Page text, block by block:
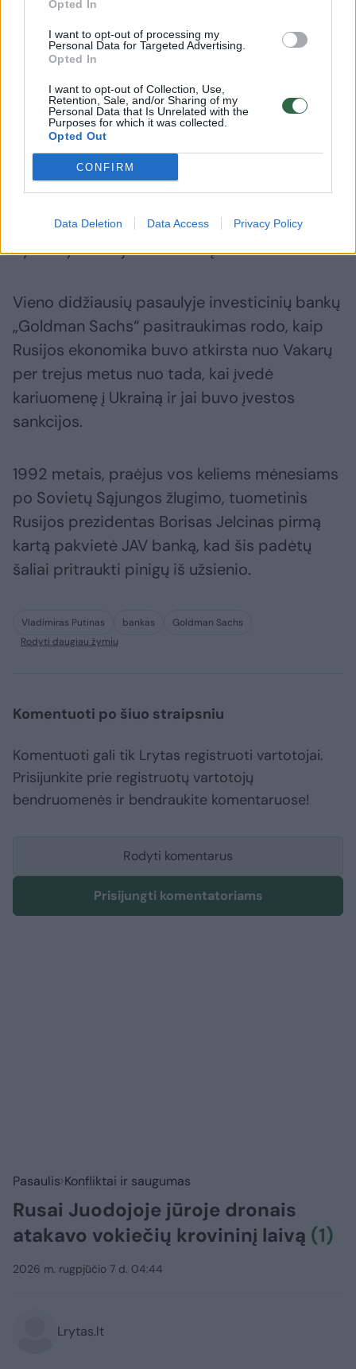
Opted In
I want to opt-out of processing my
Personal Data for Targeted Advertising.
Opted In
I want to opt-out of Collection, Use,
Retention, Sale, and/or Sharing of my
Personal Data that Is Unrelated with the
Purposes for which it was collected.
Opted Out
CONFIRM
Data Deletion Data Access Privacy Policy
nebuvo pateikta.
Pagal Rusijos taisykles, įvestas kilus įmonių
pasitraukimo iš šalies bangai, iš rinkos
sumažinta verte ir sumokėti Rusijos
vyriausybei išėjimo mokestį.
Vieno didžiausių pasaulyje investicinių bankų
„Goldman Sachs“ pasitraukimas rodo, kaip
Rusijos ekonomika buvo atkirsta nuo Vakarų
per trejus metus nuo tada, kai įvedė
kariuomenę į Ukrainą ir jai buvo įvestos
sankcijos.
1992 metais, praėjus vos keliems mėnesiams
po Sovietų Sąjungos žlugimo, tuometinis
Rusijos prezidentas Borisas Jelcinas pirmą
kartą pakvietė JAV banką, kad šis padėtų
šaliai pritraukti pinigų iš užsienio.
Vladimiras Putinas bankas
Goldman Sachs
Rodyti daugiau žymių
Komentuoti po šiuo straipsniu
Komentuoti gali tik Lrytas registruoti vartotojai.
Prisijunkite prie registruotų vartotojų
bendruomenės ir bendraukite komentaruose!
Rodyti komentarus
Prisijungti komentatoriams
Pasaulis Konfliktai ir saugumas
Rusai Juodojoje jūroje dronais
atakavo vokiečių krovininį laivą (1)
2026 m. rugpjūčio 7 d. 04:44
Lrytas.lt